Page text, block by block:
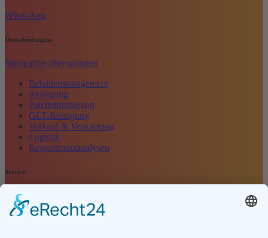
WhatsApp
Dienstleistungen
Navigation überspringen
Behältermanagement
Reinigung
Palettenreinigung
GLT-Reinigung
Verkauf & Vermietung
Logistik
Restschmutzanalysen
Service
Navigation überspringen
Kontakt